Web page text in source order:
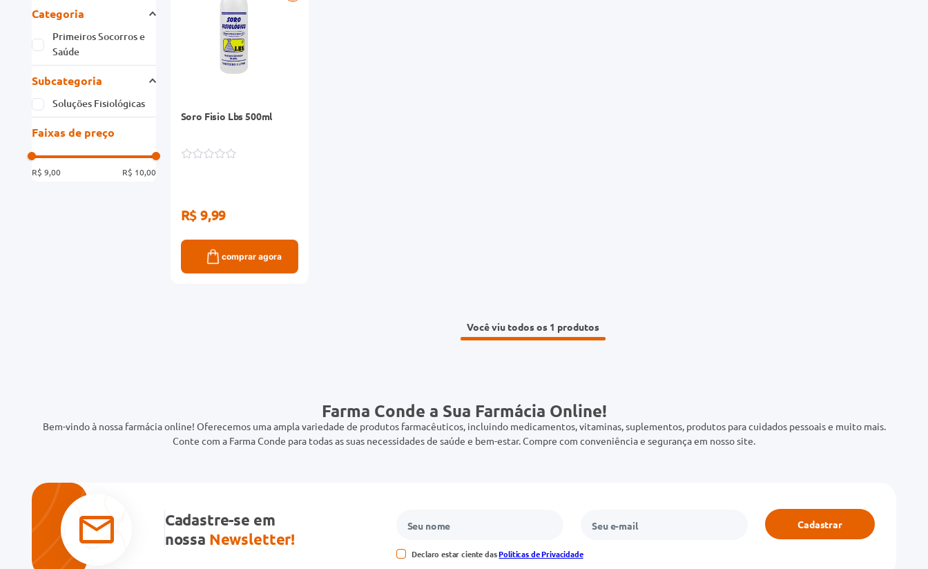
Categoria
Primeiros Socorros e
Saúde
Subcategoria
Soluções Fisiológicas
Faixas de preço
R$ 9,00 R$ 10,00
Soro Fisio Lbs 500ml
R$ 9,99
comprar agora
Você viu todos os 1
Farma Conde a Sua Farmácia Online!
Bem-vindo à nossa farmácia online! Oferecemos uma ampla variedade de produtos farmacêuticos, incluindo medicamentos, vitaminas, suplementos, produtos para cuidados pessoais e muito mais.
Conte com a Farma Conde para todas as suas necessidades de saúde e bem-estar. Compre com conveniência e segurança em nosso site.
Cadastre-se em
nossa Newsletter!
Declaro estar ciente dasPolíticas de Privacidade
Cadastrar